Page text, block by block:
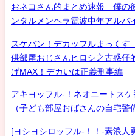
おネコさん的まとめ速報 僕の
ンタルメンヘラ電波中年アルバ
スケバン！デカッフルまっくす
供部屋おじさんヒロシ之古惑仔
げMAX！デカいは正義刑事編
アキヨッフル-！ネオニートス
（子ども部屋おばさんの自宅警
[ヨシヨシロッフル-！！-素浪人